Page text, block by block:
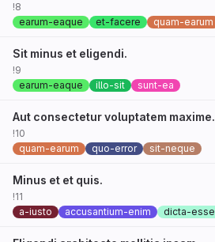
!8
earum-eaque
et-facere quam-earum
Sit minus et eligendi.
!9
earum-eaque
illo-sit sunt-ea
Aut consectetur voluptatem maxime.
!10
quam-earum
quo-error sit-neque
Minus et et quis.
!11
a-iusto
accusantium-enim dicta-esse